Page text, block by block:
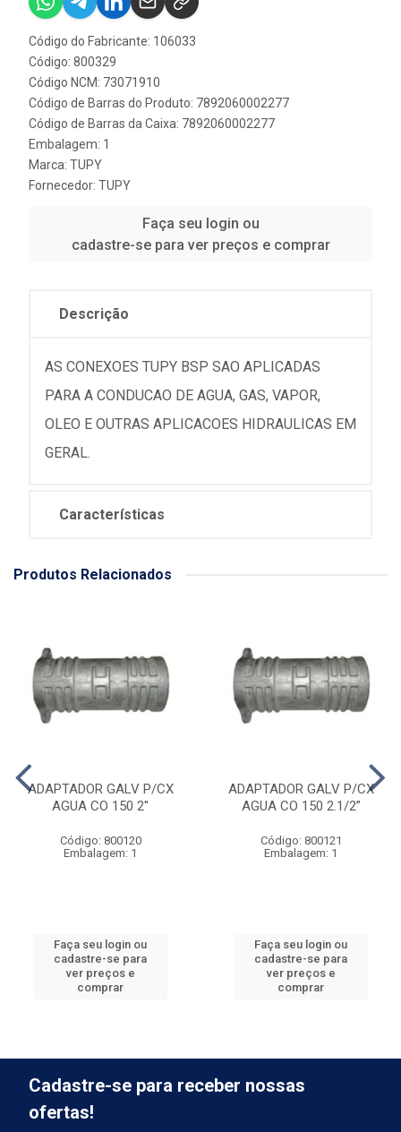
Código do Fabricante: 106033
Código: 800329
Código NCM: 73071910
Código de Barras do Produto: 7892060002277
Código de Barras da Caixa: 7892060002277
Embalagem: 1
Marca: TUPY
Fornecedor: TUPY
Faça seu login ou
cadastre-se para ver preços e comprar
Descrição
AS CONEXOES TUPY BSP SAO APLICADAS
PARA A CONDUCAO DE AGUA, GAS, VAPOR,
OLEO E OUTRAS APLICACOES HIDRAULICAS EM
GERAL.
Características
Produtos Relacionados
ADAPTADOR GALV P/CX
AGUA CO 150 2''
Código: 800120
Embalagem: 1
Faça seu login ou
cadastre-se para
ver preços e
comprar
ADAPTADOR GALV P/CX
AGUA CO 150 2.1/2”
Código: 800121
Embalagem: 1
Faça seu login ou
cadastre-se para
ver preços e
comprar
Cadastre-se para receber nossas
ofertas!